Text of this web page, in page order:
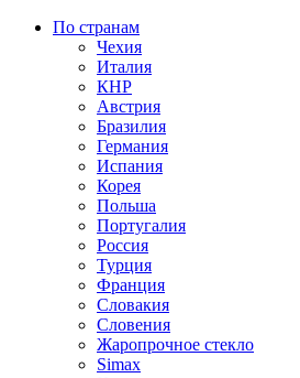
По странам
Чехия
Италия
КНР
Австрия
Бразилия
Германия
Испания
Корея
Польша
Португалия
Россия
Турция
Франция
Словакия
Словения
Жаропрочное стекло
Simax